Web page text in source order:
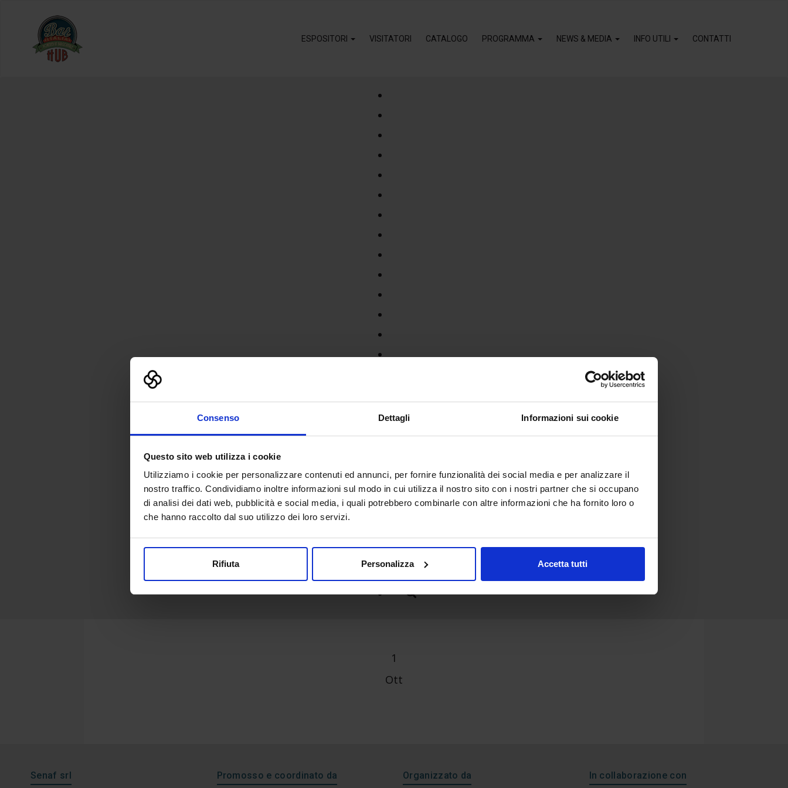
Consenso Dettagli Informazioni sui cookie
Questo sito web utilizza i cookie
Utilizziamo i cookie per personalizzare contenuti ed annunci, per fornire funzionalità dei social media e per analizzare il
nostro traffico. Condividiamo inoltre informazioni sul modo in cui utilizza il nostro sito con i nostri partner che si occupano
di analisi dei dati web, pubblicità e social media, i quali potrebbero combinarle con altre informazioni che ha fornito loro o
che hanno raccolto dal suo utilizzo dei loro servizi.
Rifiuta Personalizza Accetta tutti
ESPOSITORI VISITATORI CATALOGO PROGRAMMA NEWS & MEDIA INFO UTILI CONTATTI
1
Ott
Senaf srl Promosso e coordinato da Organizzato da In collaborazione con